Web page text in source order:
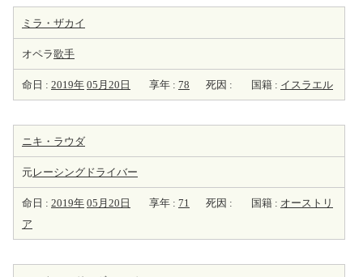
ミラ・ザカイ
オペラ歌手
命日 : 2019年 05月20日 享年 : 78 死因 : 国籍 : イスラエル
ニキ・ラウダ
元レーシング ドライバー
命日 : 2019年 05月20日 享年 : 71 死因 : 国籍 : オーストリ
ア